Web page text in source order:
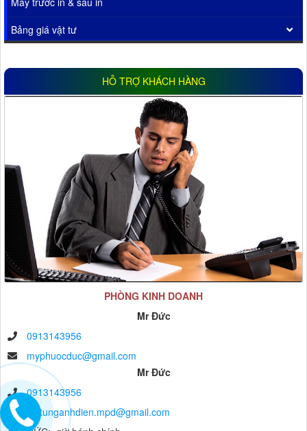
Bảng giá vật tư
HỖ TRỢ KHÁCH HÀNG
PHÒNG KINH DOANH
Mr Đức
0913143956
myphuocduc@gmail.com
Mr Đức
0913143956
vattunganhdien.mpd@gmail.com